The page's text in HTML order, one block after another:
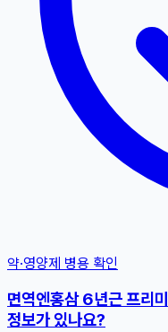
약·영양제 병용 확인
면역엔홍삼 6년근 프리
정보가 있나요?